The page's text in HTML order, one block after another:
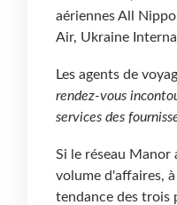
aériennes All
Air, Ukraine
Les agents de
rendez-vous
services des
Si le réseau Manor
volume d'affaires,
tendance des trois